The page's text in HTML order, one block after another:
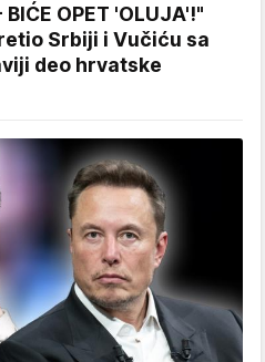
BIĆE OPET 'OLUJA'!"
Srbiji i Vučiću sa
deo hrvatske